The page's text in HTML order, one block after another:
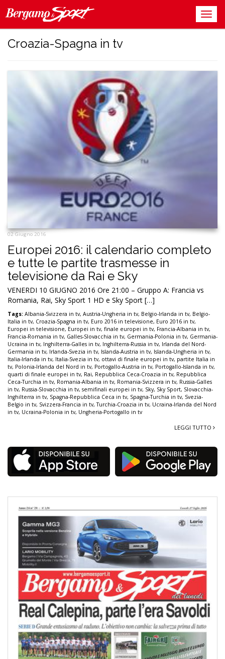
Croazia-Spagna in tv
02 Giugno 2016
Europei 2016: il calendario completo
e tutte le partite trasmesse in
televisione da Rai e Sky
VENERDI 10 GIUGNO 2016 Ore 21:00 – Gruppo A: Francia vs
Romania, Rai, Sky Sport 1 HD e Sky Sport […]
Tags: Albania-Svizzera in tv, Austria-Ungheria in tv, Belgio-Irlanda in tv, Belgio-
Italia in tv, Croazia-Spagna in tv, Euro 2016 in televisione, Euro 2016 in tv,
Europei in televisione, Europei in tv, finale europei in tv, Francia-Albania in tv,
Francia-Romania in tv, Galles-Slovacchia in tv, Germania-Polonia in tv, Germania-
Ucraina in tv, Inghilterra-Galles in tv, Inghilterra-Russia in tv, Irlanda del Nord-
Germania in tv, Irlanda-Svezia in tv, Islanda-Austria in tv, Islanda-Ungheria in tv,
Italia-Irlanda in tv, Italia-Svezia in tv, ottavi di finale europei in tv, partite Italia in
tv, Polonia-Irlanda del Nord in tv, Portogallo-Austria in tv, Portogallo-Islanda in tv,
quarti di finale europei in tv, Rai, Repubblica Ceca-Croazia in tv, Repubblica
Ceca-Turchia in tv, Romania-Albania in tv, Romania-Svizzera in tv, Russia-Galles
in tv, Russia-Slovacchia in tv, semifinali europei in tv, Sky, Sky Sport, Slovacchia-
Inghilterra in tv, Spagna-Repubblica Ceca in tv, Spagna-Turchia in tv, Svezia-
Belgio in tv, Svizzera-Francia in tv,Turchia-Croazia in tv, Ucraina-Irlanda del Nord
in tv, Ucraina-Polonia in tv, Ungheria-Portogallo in tv
LEGGI TUTTO